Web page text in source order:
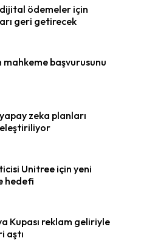
ödemeler için
geri getirecek
başvurusunu
zeka planları
Unitree için yeni
hedefi
Kupası reklam geliriyle
aştı